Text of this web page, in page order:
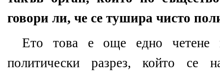
говори ли, че се тушира чисто
Ето това е още едно четене
политически разрез, който се